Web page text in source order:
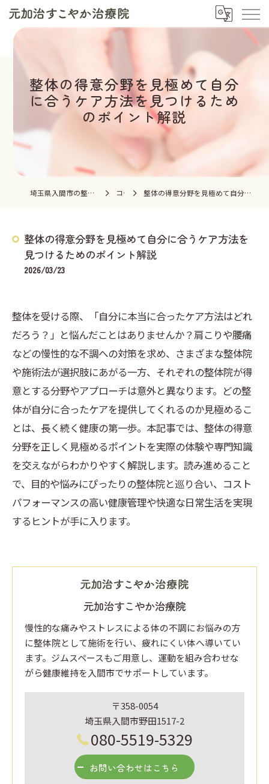
整体の得意分野を見極めて自分
に合うケア方法を見つけるため
のポイント解説
埼玉県入間市の整体なら元加治すこやか治療院 コラム 整体の得意分野を見極めて自分に合うケア方法を見つけるためのポイント解説
整体の得意分野を見極めて自分に合うケア方法を
見つけるためのポイント解説
2026/03/23
整体を受ける際、「自分に本当に合ったケア方法はどれ
だろう？」と悩んだことはありませんか？肩こりや腰痛
などの慢性的な不調への対策を求め、さまざまな整体院
や施術法が選択肢にあがる一方、それぞれの整体院が得
意とする分野やアプローチは意外と異なります。どの整
体が自分に合ったケアを提供してくれるのか見極めるこ
とは、長く続く健康の第一歩。本記事では、整体の得意
分野を正しく見極めるポイントを実際の体験や専門知識
を交えながらわかりやすく解説します。読み進めること
で、目的や悩みにぴったりの整体院と巡り合い、コスト
パフォーマンスの高い健康管理や快適な日常生活を実現
するヒントが手に入ります。
元加治すこやか治療院
慢性的な痛みやストレスによる体の不調にお悩みの方
に整体院として施術を行い、疲れにくい体へ導いてい
ます。ジムスペースもご用意し、運動を組み合わせな
がら健康維持を入間市でサポートしています。
〒358-0054
埼玉県入間市野田1517-2
080-5519-5329
お問い合わせはこちら